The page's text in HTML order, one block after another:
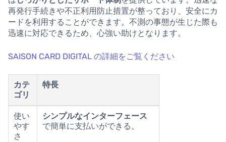
再発行手続きや不正利用防止措置が整っており、安全にカ
ードを利用することができます。不測の事態が生じた際も
迅速に対応できるため、心強い助けとなります。
SAISON CARD DIGITAL の詳細をご覧ください
カテ
ゴリ
特長
使い
やす
さ
シンプルなインターフェース
で簡単に支払いができる。